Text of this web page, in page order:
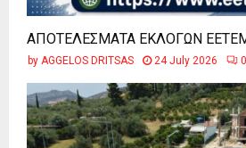
ΑΠΟΤΕΛΕΣΜΑΤΑ ΕΚΛΟΓΩΝ
by AGGELOS DRITSAS 24 July 2026 0